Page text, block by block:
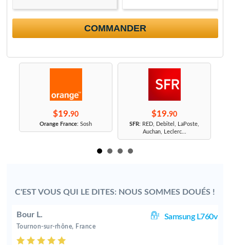
COMMANDER
$19.90
Orange France: Sosh
$19.90
SFR: RED, Debitel, LaPoste,
Auchan, Leclerc...
C'EST VOUS QUI LE DITES: NOUS SOMMES DOUÉS !
Bour L. Samsung L760v
Tournon-sur-rhône, France